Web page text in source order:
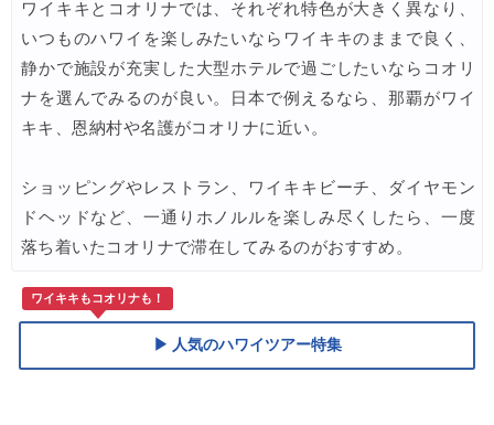
ワイキキとコオリナでは、それぞれ特色が大きく異なり、
いつものハワイを楽しみたいならワイキキのままで良く、
静かで施設が充実した大型ホテルで過ごしたいならコオリ
ナを選んでみるのが良い。日本で例えるなら、那覇がワイ
キキ、恩納村や名護がコオリナに近い。
ショッピングやレストラン、ワイキキビーチ、ダイヤモン
ドヘッドなど、一通りホノルルを楽しみ尽くしたら、一度
落ち着いたコオリナで滞在してみるのがおすすめ。
ワイキキもコオリナも！
▶ 人気のハワイツアー特集